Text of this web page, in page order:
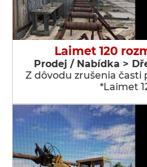
Laimet 120
Prodej / Nabídka >
Z dôvodu zrušenia časti
*Laimet